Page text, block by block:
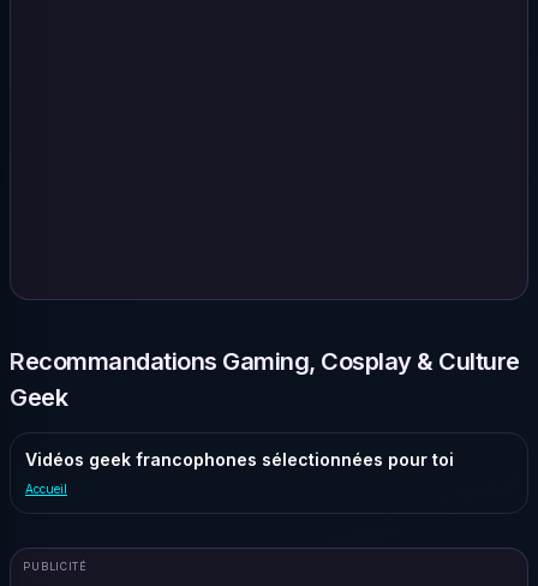
Recommandations Gaming, Cosplay & Culture
Geek
Vidéos geek francophones sélectionnées pour toi
Accueil
PUBLICITÉ